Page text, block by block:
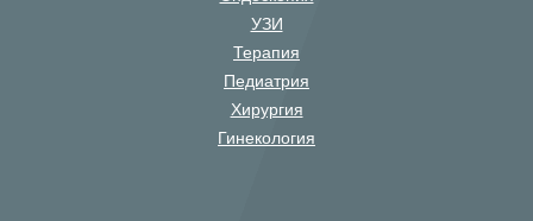
УЗИ
Терапия
Педиатрия
Хирургия
Гинекология